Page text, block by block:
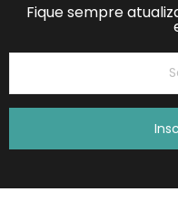
Fique sempre